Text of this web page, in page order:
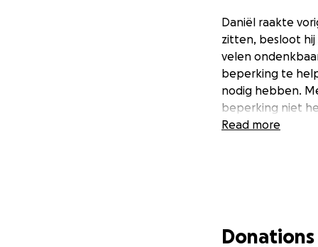
Daniël raakte
zitten, besloot
velen
beperking te
nodig hebben.
beperking niet
sport mogelijk te
Laten we samen
Read more
Donations